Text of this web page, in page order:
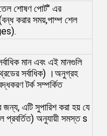
শোষণ পোর্ট" এর
করার সময়,পাম্প শেল
মান এবং এই মানগুলি
সর্বাধিক) ।অনুগ্রহ
টর্ক সম্পর্কিত
এটি সুপারিশ করা হয় যে
প্রবর্তিত) অনুযায়ী সমস্ত s